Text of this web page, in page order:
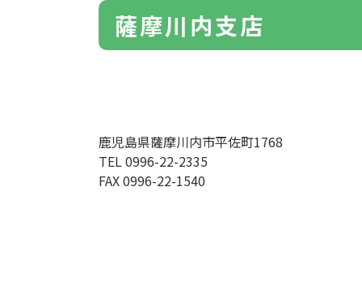
薩摩川内支店
鹿児島県薩摩川内市平佐町1768
TEL 0996-22-2335
FAX 0996-22-1540